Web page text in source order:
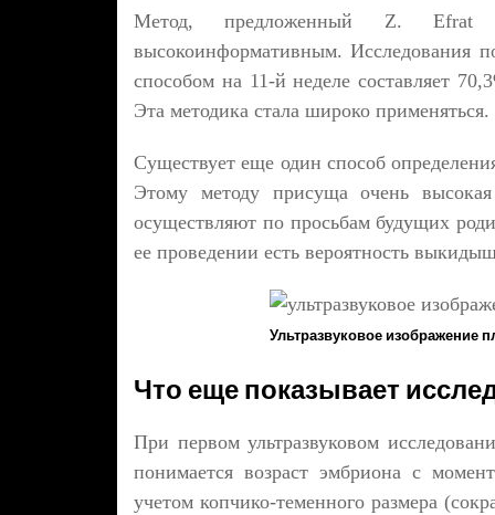
Метод, предложенный Z. Efrat
высокоинформативным. Исследования
способом на 11-й неделе составляет
Эта методика стала широко применяться.
Существует еще один способ
Этому методу присуща очень
осуществляют по просьбам будущих
ее проведении есть вероятность
Ультразвуковое изображение
Что еще показывает
При первом ультразвуковом
понимается возраст эмбриона с
учетом копчико-теменного размера